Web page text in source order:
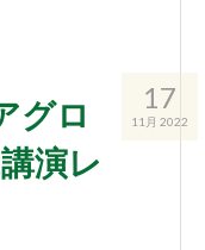
17
11月 2022
グロ
演レ